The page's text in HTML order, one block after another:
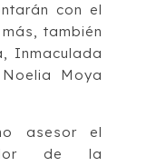
con el
también
Inmaculada
Moya
asesor el
de la